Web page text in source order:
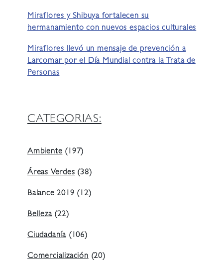
Miraflores y Shibuya fortalecen su
hermanamiento con nuevos espacios culturales
Miraflores llevó un mensaje de prevención a
Larcomar por el Día Mundial contra la Trata de
Personas
CATEGORIAS:
Ambiente (197)
Áreas Verdes (38)
Balance 2019 (12)
Belleza(22)
Ciudadanía (106)
Comercialización (20)